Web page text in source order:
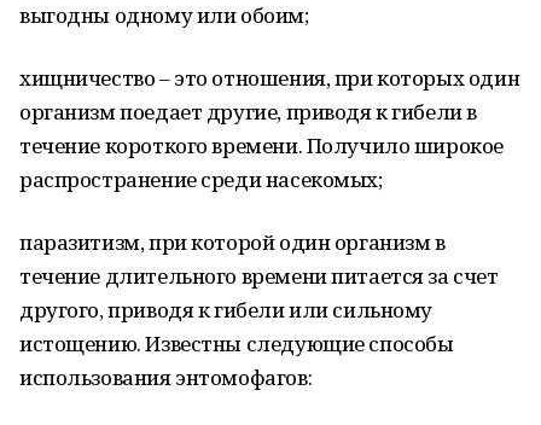
выгодны одному или обоим;
хищничество – это отношения, при которых один
организм поедает другие, приводя к гибели в
течение короткого времени. Получило широкое
распространение среди насекомых;
паразитизм, при которой один организм в
течение длительного времени питается за счет
другого, приводя к гибели или сильному
истощению. Известны следующие способы
использования энтомофагов: